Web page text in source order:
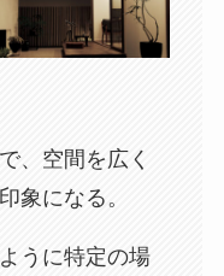
、空間を広く
象になる。
うに特定の場